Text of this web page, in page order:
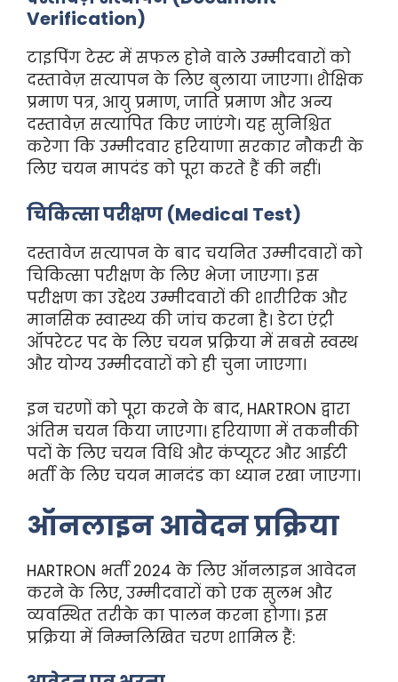
Verification)
टाइपिंग टेस्ट में सफल होने वाले उम्मीदवारों को
दस्तावेज़ सत्यापन के लिए बुलाया जाएगा। शैक्षिक
प्रमाण पत्र, आयु प्रमाण, जाति प्रमाण और अन्य
दस्तावेज़ सत्यापित किए जाएंगे। यह सुनिश्चित
करेगा कि उम्मीदवार हरियाणा सरकार नौकरी के
लिए चयन मापदंड को पूरा करते हैं की नहीं।
चिकित्सा परीक्षण (Medical Test)
दस्तावेज सत्यापन के बाद चयनित उम्मीदवारों को
चिकित्सा परीक्षण के लिए भेजा जाएगा। इस
परीक्षण का उद्देश्य उम्मीदवारों की शारीरिक और
मानसिक स्वास्थ्य की जांच करना है। डेटा एंट्री
ऑपरेटर पद के लिए चयन प्रक्रिया में सबसे स्वस्थ
और योग्य उम्मीदवारों को ही चुना जाएगा।
इन चरणों को पूरा करने के बाद, HARTRON द्वारा
अंतिम चयन किया जाएगा। हरियाणा में तकनीकी
पदों के लिए चयन विधि और कंप्यूटर और आईटी
भर्ती के लिए चयन मानदंड का ध्यान रखा जाएगा।
ऑनलाइन आवेदन प्रक्रिया
HARTRON भर्ती 2024 के लिए ऑनलाइन आवेदन
करने के लिए, उम्मीदवारों को एक सुलभ और
व्यवस्थित तरीके का पालन करना होगा। इस
प्रक्रिया में निम्नलिखित चरण शामिल हैं: